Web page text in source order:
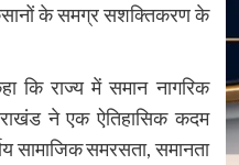
के समग्र सशक्तिकरण के
कि राज्य में समान नागरिक
ने एक ऐतिहासिक कदम
सामाजिक समरसता, समानता